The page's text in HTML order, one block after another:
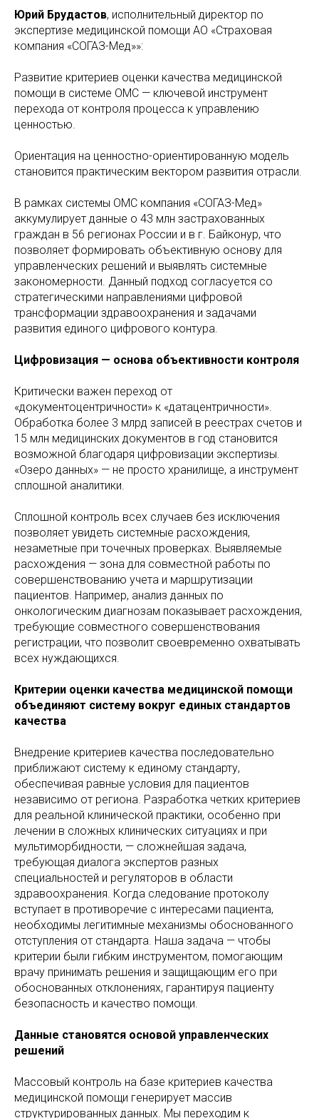
Юрий Брудастов, исполнительный директор по
экспертизе медицинской помощи АО «Страховая
компания «СОГАЗ-Мед»»:
Развитие критериев оценки качества медицинской
помощи в системе ОМС — ключевой инструмент
перехода от контроля процесса к управлению
ценностью.
Ориентация на ценностно-ориентированную модель
становится практическим вектором развития отрасли.
В рамках системы ОМС компания «СОГАЗ-Мед»
аккумулирует данные о 43 млн застрахованных
граждан в 56 регионах России и в г. Байконур, что
позволяет формировать объективную основу для
управленческих решений и выявлять системные
закономерности. Данный подход согласуется со
стратегическими направлениями цифровой
трансформации здравоохранения и задачами
развития единого цифрового контура.
Цифровизация — основа объективности контроля
Критически важен переход от
«документоцентричности» к «датацентричности».
Обработка более 3 млрд записей в реестрах счетов и
15 млн медицинских документов в год становится
возможной благодаря цифровизации экспертизы.
«Озеро данных» — не просто хранилище, а инструмент
сплошной аналитики.
Сплошной контроль всех случаев без исключения
позволяет увидеть системные расхождения,
незаметные при точечных проверках. Выявляемые
расхождения — зона для совместной работы по
совершенствованию учета и маршрутизации
пациентов. Например, анализ данных по
онкологическим диагнозам показывает расхождения,
требующие совместного совершенствования
регистрации, что позволит своевременно охватывать
всех нуждающихся.
Критерии оценки качества медицинской помощи
объединяют систему вокруг единых стандартов
качества
Внедрение критериев качества последовательно
приближают систему к единому стандарту,
обеспечивая равные условия для пациентов
независимо от региона. Разработка четких критериев
для реальной клинической практики, особенно при
лечении в сложных клинических ситуациях и при
мультиморбидности, — сложнейшая задача,
требующая диалога экспертов разных
специальностей и регуляторов в области
здравоохранения. Когда следование протоколу
вступает в противоречие с интересами пациента,
необходимы легитимные механизмы обоснованного
отступления от стандарта. Наша задача — чтобы
критерии были гибким инструментом, помогающим
врачу принимать решения и защищающим его при
обоснованных отклонениях, гарантируя пациенту
безопасность и качество помощи.
Данные становятся основой управленческих
решений
Массовый контроль на базе критериев качества
медицинской помощи генерирует массив
структурированных данных. Мы переходим к